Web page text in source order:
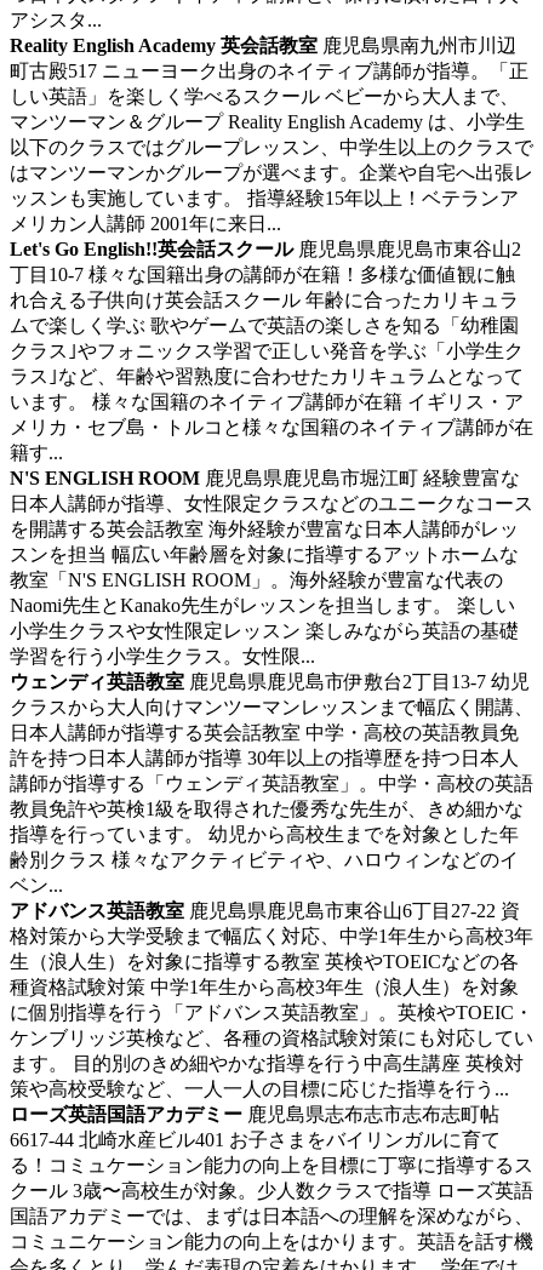
アシスタ...
Reality English Academy 英会話教室 鹿児島県南九州市川辺
町古殿517 ニューヨーク出身のネイティブ講師が指導。「正
しい英語」を楽しく学べるスクール ベビーから大人まで、
マンツーマン＆グループ Reality English Academy は、小学生
以下のクラスではグループレッスン、中学生以上のクラスで
はマンツーマンかグループが選べます。企業や自宅へ出張レ
ッスンも実施しています。 指導経験15年以上！ベテランア
メリカン人講師 2001年に来日...
Let's Go English!!英会話スクール鹿児島県鹿児島市東谷山2
丁目10-7 様々な国籍出身の講師が在籍！多様な価値観に触
れ合える子供向け英会話スクール 年齢に合ったカリキュラ
ムで楽しく学ぶ 歌やゲームで英語の楽しさを知る「幼稚園
クラス｣やフォニックス学習で正しい発音を学ぶ「小学生ク
ラス｣など、年齢や習熟度に合わせたカリキュラムとなって
います。 様々な国籍のネイティブ講師が在籍 イギリス・ア
メリカ・セブ島・トルコと様々な国籍のネイティブ講師が在
籍す...
N'S ENGLISH ROOM 鹿児島県鹿児島市堀江町 経験豊富な
日本人講師が指導、女性限定クラスなどのユニークなコース
を開講する英会話教室 海外経験が豊富な日本人講師がレッ
スンを担当 幅広い年齢層を対象に指導するアットホームな
教室「N'S ENGLISH ROOM」。海外経験が豊富な代表の
Naomi先生とKanako先生がレッスンを担当します。 楽しい
小学生クラスや女性限定レッスン 楽しみながら英語の基礎
学習を行う小学生クラス。女性限...
ウェンディ英語教室 鹿児島県鹿児島市伊敷台2丁目13-7 幼児
クラスから大人向けマンツーマンレッスンまで幅広く開講、
日本人講師が指導する英会話教室 中学・高校の英語教員免
許を持つ日本人講師が指導 30年以上の指導歴を持つ日本人
講師が指導する「ウェンディ英語教室」。中学・高校の英語
教員免許や英検1級を取得された優秀な先生が、きめ細かな
指導を行っています。 幼児から高校生までを対象とした年
齢別クラス 様々なアクティビティや、ハロウィンなどのイ
ベン...
アドバンス英語教室 鹿児島県鹿児島市東谷山6丁目27-22 資
格対策から大学受験まで幅広く対応、中学1年生から高校3年
生（浪人生）を対象に指導する教室 英検やTOEICなどの各
種資格試験対策 中学1年生から高校3年生（浪人生）を対象
に個別指導を行う「アドバンス英語教室」。英検やTOEIC・
ケンブリッジ英検など、各種の資格試験対策にも対応してい
ます。 目的別のきめ細やかな指導を行う中高生講座 英検対
策や高校受験など、一人一人の目標に応じた指導を行う...
ローズ英語国語アカデミー 鹿児島県志布志市志布志町帖
6617-44 北崎水産ビル401 お子さまをバイリンガルに育て
る！コミュケーション能力の向上を目標に丁寧に指導するス
クール 3歳〜高校生が対象。少人数クラスで指導 ローズ英語
国語アカデミーでは、まずは日本語への理解を深めながら、
コミュニケーション能力の向上をはかります。英語を話す機